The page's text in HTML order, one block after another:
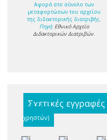
Αφορά στο σύνολο των
μεταφορτώσων του αρχείου
της διδακτορικής διατριβής.
Πηγή: Εθνικό Αρχείο
Διδακτορικών Διατριβών.
Σχετικές εγγραφές
χρηστών)